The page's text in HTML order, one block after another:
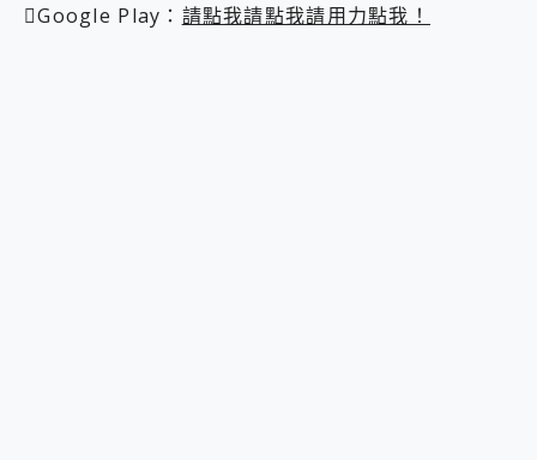
Google Play： 請點我請點我請用力點我！